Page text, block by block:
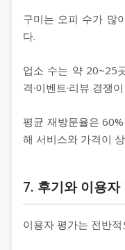
구미는 오피 수가 많
다.
업소 수는 약 20~25
격·이벤트·리뷰 경쟁
평균 재방문율은
해 서비스와 가격이
7. 후기와 이용자
이용자 평가는 전반